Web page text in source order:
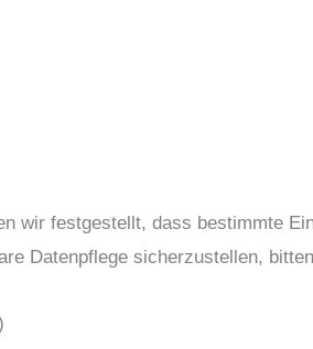
wir festgestellt, dass bestimmte
Datenpflege sicherzustellen,